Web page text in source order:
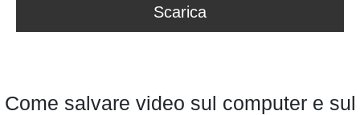
Scarica
Come salvare video sul computer e sul